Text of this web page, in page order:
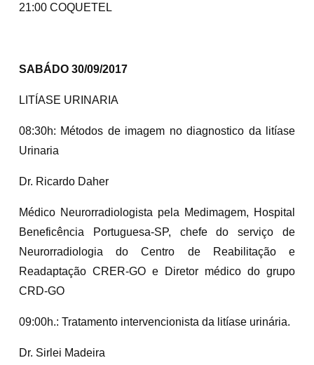
21:00 COQUETEL
SABÁDO 30/09/2017
LITÍASE URINARIA
08:30h: Métodos de imagem no diagnostico da litíase
Urinaria
Dr. Ricardo Daher
Médico Neurorradiologista pela Medimagem, Hospital
Beneficência Portuguesa-SP, chefe do serviço de
Neurorradiologia do Centro de Reabilitação e
Readaptação CRER-GO e Diretor médico do grupo
CRD-GO
09:00h.: Tratamento intervencionista da litíase urinária.
Dr. Sirlei Madeira